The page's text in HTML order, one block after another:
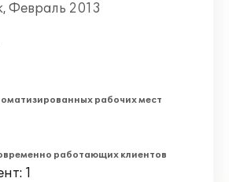
Февраль 2013
рабочих мест
работающих клиентов
1